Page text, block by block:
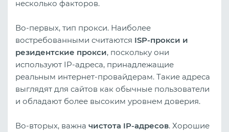
несколько факторов.
Во-первых, тип прокси. Наиболее
востребованными считаются ISP-прокси и
резидентские прокси, поскольку они
используют IP-адреса, принадлежащие
реальным интернет-провайдерам. Такие адреса
выглядят для сайтов как обычные пользователи
и обладают более высоким уровнем доверия.
Во-вторых, важна чистота IP-адресов. Хорошие